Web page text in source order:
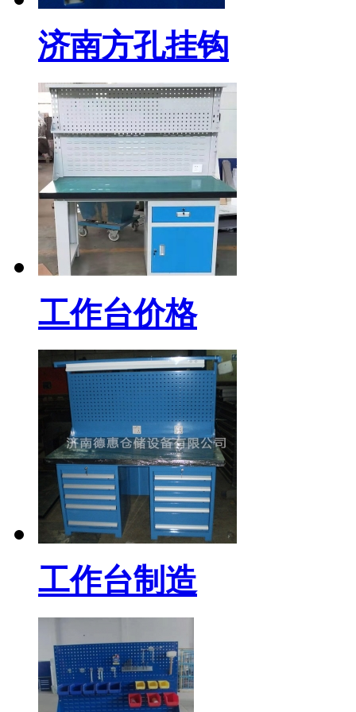
济南方孔挂钩
工作台价格
工作台制造